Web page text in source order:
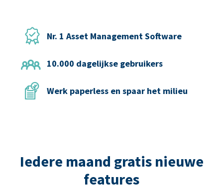
Nr. 1 Asset Management Software
10.000 dagelijkse gebruikers
Werk paperless en spaar het milieu
Iedere maand gratis nieuwe
features